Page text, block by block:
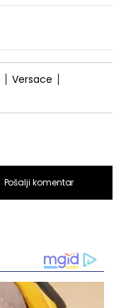
Versace
Pošalji komentar